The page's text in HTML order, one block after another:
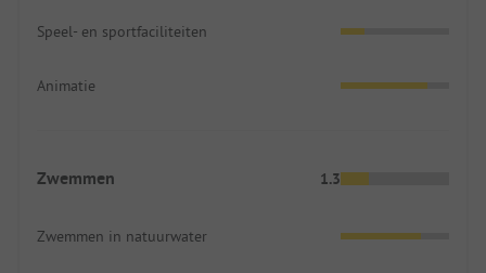
Speel- en sportfaciliteiten
Animatie
Zwemmen 1.3
Zwemmen in natuurwater